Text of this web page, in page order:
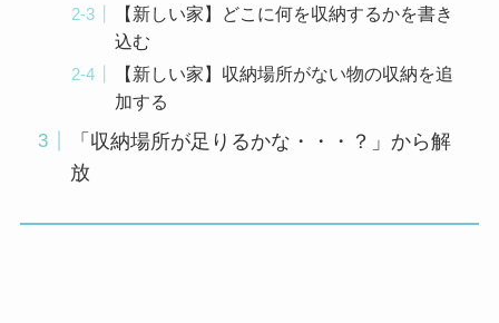
【新しい家】どこに何を収納するかを書き
込む
【新しい家】収納場所がない物の収納を追
加する
「収納場所が足りるかな・・・？」から解
放